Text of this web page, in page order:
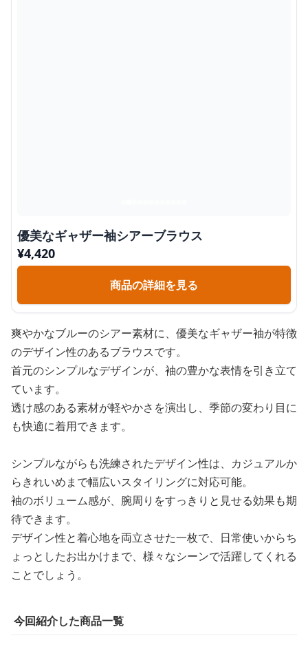
優美なギャザー袖シアーブラウス
¥4,420
商品の詳細を見る
爽やかなブルーのシアー素材に、優美なギャザー袖が特徴
のデザイン性のあるブラウスです。
首元のシンプルなデザインが、袖の豊かな表情を引き立て
ています。
透け感のある素材が軽やかさを演出し、季節の変わり目に
も快適に着用できます。
シンプルながらも洗練されたデザイン性は、カジュアルか
らきれいめまで幅広いスタイリングに対応可能。
袖のボリューム感が、腕周りをすっきりと見せる効果も期
待できます。
デザイン性と着心地を両立させた一枚で、日常使いからち
ょっとしたお出かけまで、様々なシーンで活躍してくれる
ことでしょう。
今回紹介した商品一覧